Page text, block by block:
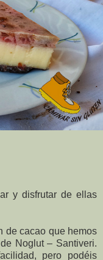
y disfrutar de ellas
de cacao que hemos
Noglut – Santiveri.
pero podéis